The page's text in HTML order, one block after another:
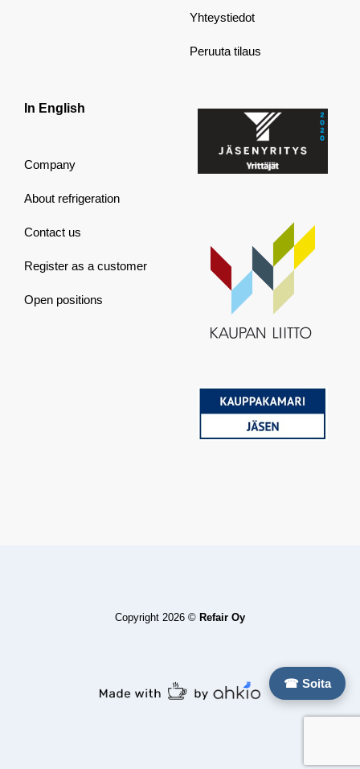
Yhteystiedot
Peruuta tilaus
In English
Company
About refrigeration
Contact us
Register as a customer
Open positions
☎ Soita
Copyright 2026 © Refair Oy